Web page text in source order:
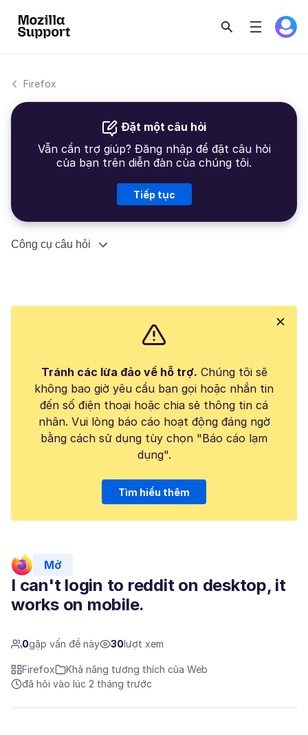
Firefox
Đặt một câu hỏi
Vẫn cần trợ giúp? Đăng nhập để đặt câu hỏi
của bạn trên diễn đàn của chúng tôi.
Tiếp tục
Công cụ câu hỏi
Tránh các lừa đảo về hỗ trợ. Chúng tôi sẽ
không bao giờ yêu cầu bạn gọi hoặc nhắn tin
đến số điện thoại hoặc chia sẻ thông tin cá
nhân. Vui lòng báo cáo hoạt động đáng ngờ
bằng cách sử dụng tùy chọn "Báo cáo lạm
dụng".
Tìm hiểu thêm
Mở
I can't login to reddit on desktop, it
works on mobile.
0gặp vấn đề này 30lượt xem
Firefox
Khả năng tương thích của Web
đã hỏi vào lúc 2 tháng trước